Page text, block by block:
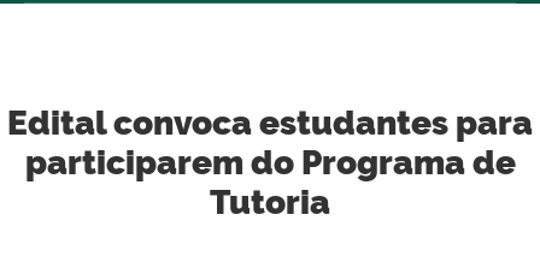
Edital convoca estudantes para
participarem do Programa de
Tutoria